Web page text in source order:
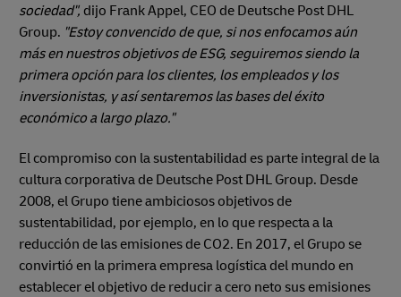
sociedad", dijo Frank Appel, CEO de Deutsche Post DHL
Group. "Estoy convencido de que, si nos enfocamos aún
más en nuestros objetivos de ESG, seguiremos siendo la
primera opción para los clientes, los empleados y los
inversionistas, y así sentaremos las bases del éxito
económico a largo plazo."
El compromiso con la sustentabilidad es parte integral de la
cultura corporativa de Deutsche Post DHL Group. Desde
2008, el Grupo tiene ambiciosos objetivos de
sustentabilidad, por ejemplo, en lo que respecta a la
reducción de las emisiones de CO2. En 2017, el Grupo se
convirtió en la primera empresa logística del mundo en
establecer el objetivo de reducir a cero neto sus emisiones